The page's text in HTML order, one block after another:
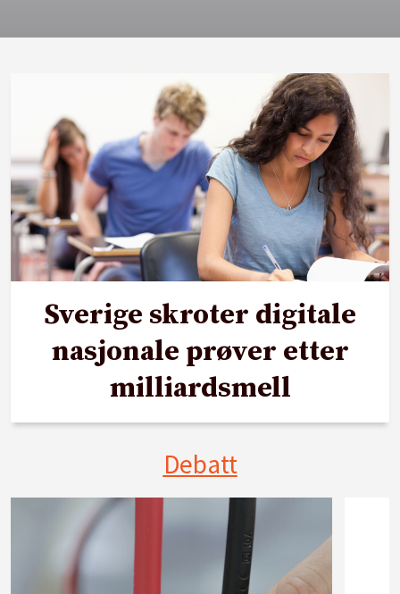
Sverige skroter digitale
nasjonale prøver etter
milliardsmell
Debatt